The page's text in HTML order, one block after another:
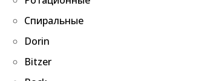
Спиральные
Dorin
Bitzer